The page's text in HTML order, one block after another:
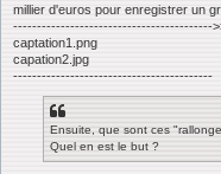
millier d'euros pour enregistrer un
------------------------------------------
captation1.png
capation2.jpg
------------------------------------------
Ensuite, que sont ces
Quel en est le but ?